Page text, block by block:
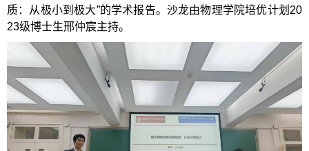
质：从极小到极大”的学术报告。沙龙由物理学院培优计划20
23级博士生邢仲宸主持。